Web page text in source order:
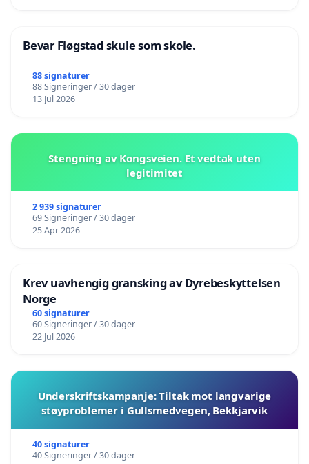
Bevar Fløgstad skule som skole.
88 signaturer
88 Signeringer / 30 dager
13 Jul 2026
Stengning av Kongsveien. Et vedtak uten
legitimitet
2 939 signaturer
69 Signeringer / 30 dager
25 Apr 2026
Krev uavhengig gransking av Dyrebeskyttelsen
Norge
60 signaturer
60 Signeringer / 30 dager
22 Jul 2026
Underskriftskampanje: Tiltak mot langvarige
støyproblemer i Gullsmedvegen, Bekkjarvik
40 signaturer
40 Signeringer / 30 dager